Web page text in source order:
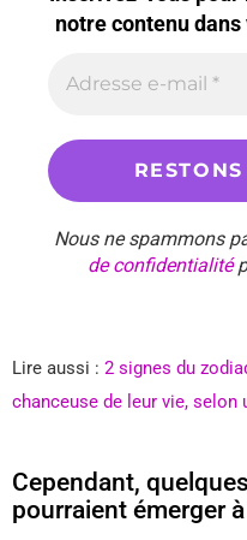
notre contenu
Nous ne spammons
de confidentialité
Lire aussi : 2 signes du
chanceuse de leur vie, selon
Cependant,
pourraient émerger